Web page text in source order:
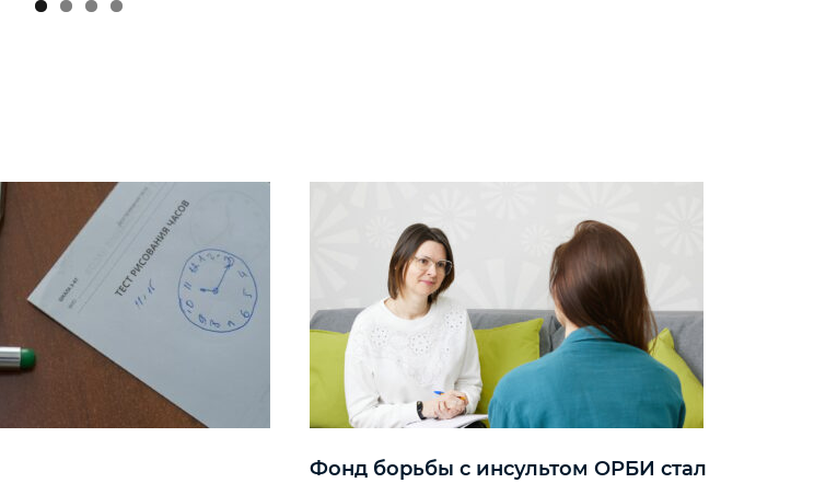
Фонд борьбы с инсультом ОРБИ стал